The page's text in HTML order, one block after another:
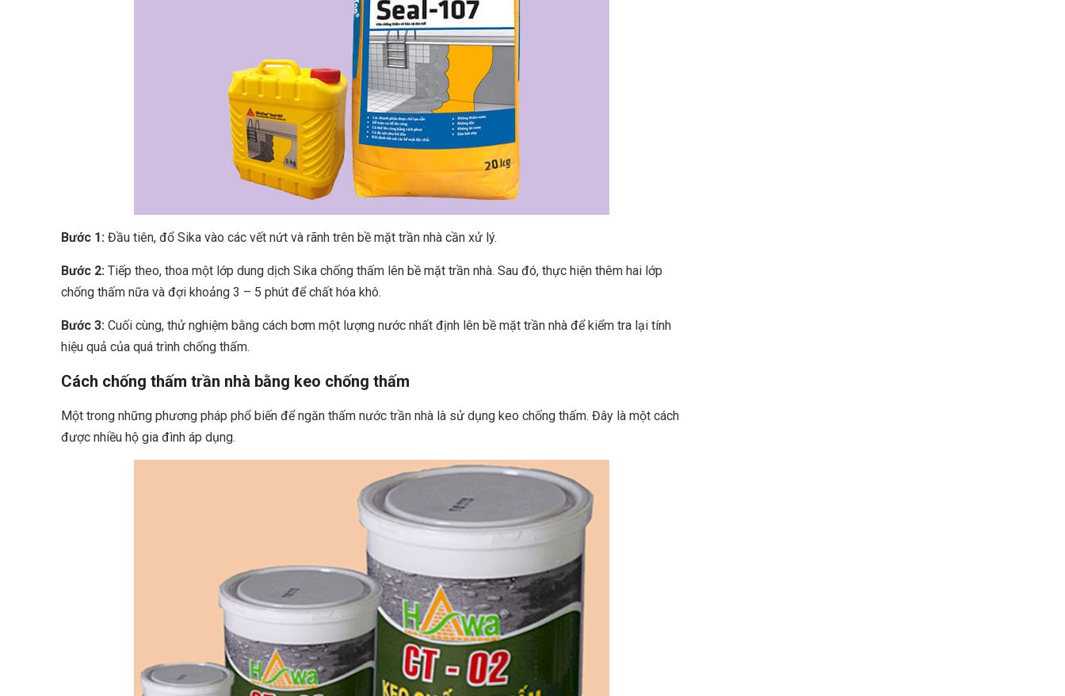
Bước 1: Đầu tiên, đổ Sika vào các vết nứt và rãnh trên bề mặt trần nhà cần xử lý.
Bước 2: Tiếp theo, thoa một lớp dung dịch Sika chống thấm lên bề mặt trần nhà. Sau đó, thực hiện thêm hai lớp
chống thấm nữa và đợi khoảng 3 – 5 phút để chất hóa khô.
Bước 3: Cuối cùng, thử nghiệm bằng cách bơm một lượng nước nhất định lên bề mặt trần nhà để kiểm tra lại tính
hiệu quả của quá trình chống thấm.
Cách chống thấm trần nhà bằng keo chống thấm
Một trong những phương pháp phổ biến để ngăn thấm nước trần nhà là sử dụng keo chống thấm. Đây là một cách
được nhiều hộ gia đình áp dụng.